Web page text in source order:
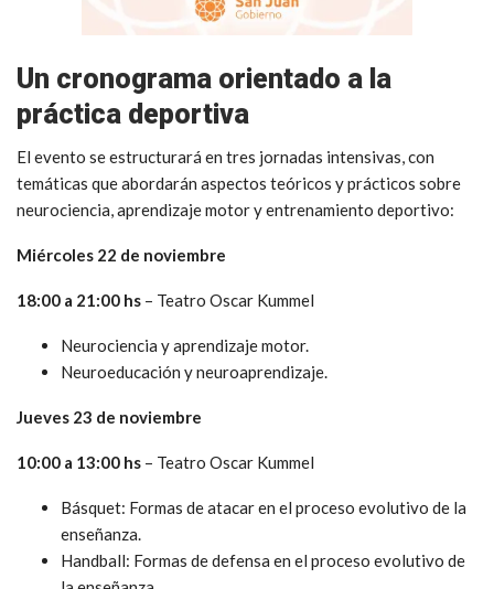
Un cronograma orientado a la
práctica deportiva
El evento se estructurará en tres jornadas intensivas, con
temáticas que abordarán aspectos teóricos y prácticos sobre
neurociencia, aprendizaje motor y entrenamiento deportivo:
Miércoles 22 de noviembre
18:00 a 21:00 hs – Teatro Oscar Kummel
Neurociencia y aprendizaje motor.
Neuroeducación y neuroaprendizaje.
Jueves 23 de noviembre
10:00 a 13:00 hs – Teatro Oscar Kummel
Básquet: Formas de atacar en el proceso evolutivo de la
enseñanza.
Handball: Formas de defensa en el proceso evolutivo de